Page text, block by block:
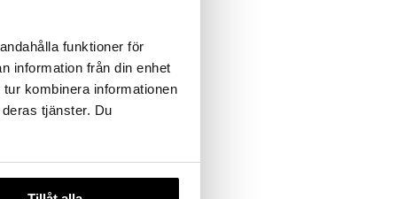
funktioner för
information från din enhet
kombinera informationen
tjänster. Du
76